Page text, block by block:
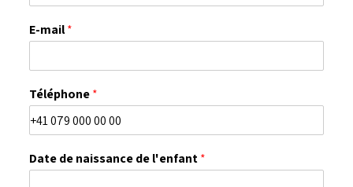
E-mail*
Téléphone*
Date de naissance de l'enfant*